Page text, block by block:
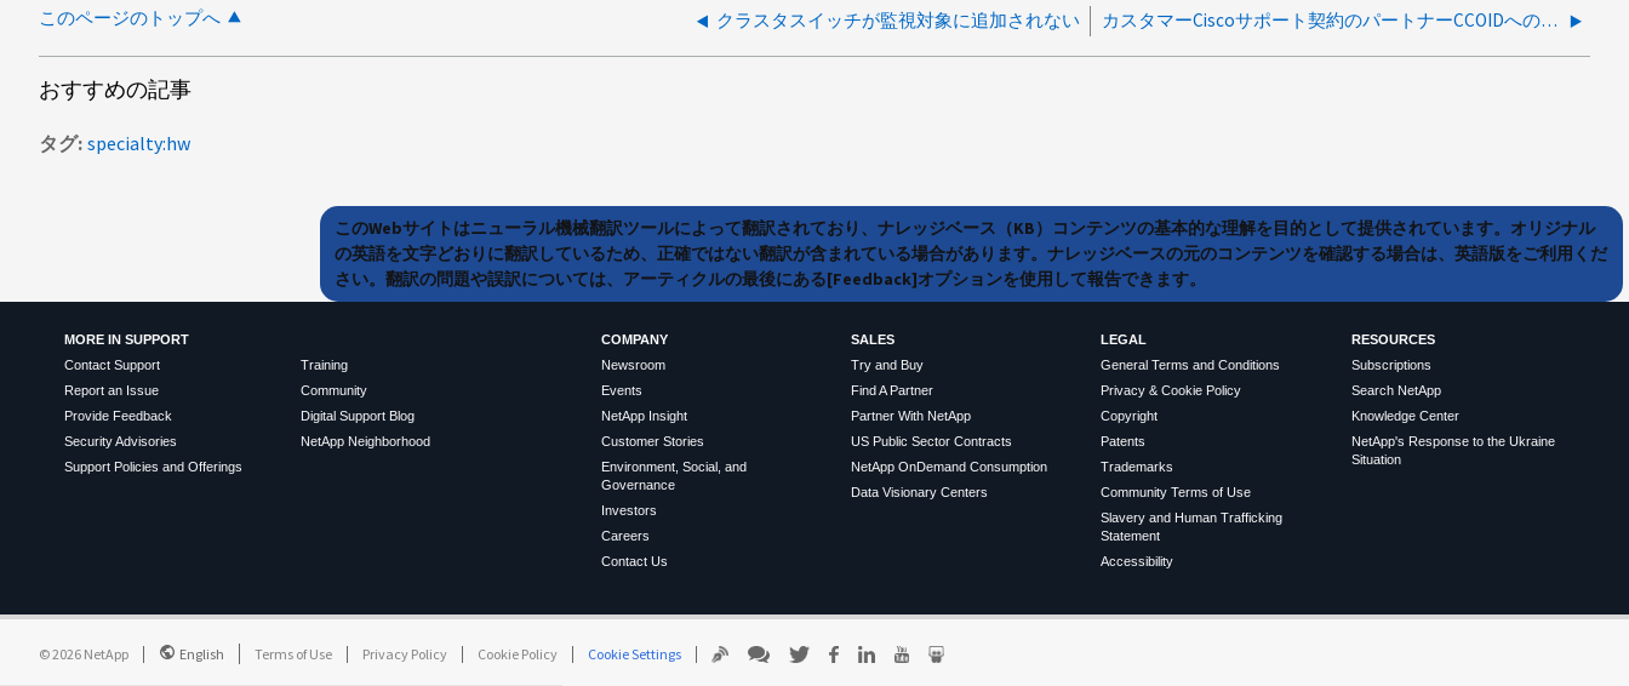
このページのトップへ クラスタスイッチが監視対象に追加されない カスタマーCiscoサポート契約のパートナーCCOIDへの関連付け失敗
おすすめの記事
タグ specialty:hw
このWebサイトはニューラル機械翻訳ツールによって翻訳されており、ナレッジベース（KB）コンテンツの基本的な理解を目的として提供されています。オリジナル
の英語を文字どおりに翻訳しているため、正確ではない翻訳が含まれている場合があります。ナレッジベースの元のコンテンツを確認する場合は、英語版をご利用くだ
さい。翻訳の問題や誤訳については、アーティクルの最後にある[Feedback]オプションを使用して報告できます。
MORE IN SUPPORT
Contact Support
Report an Issue
Provide Feedback
Security Advisories
Support Policies and Offerings
Training
Community
Digital Support Blog
NetApp Neighborhood
COMPANY
Newsroom
Events
NetApp Insight
Customer Stories
Environment, Social, and
Governance
Investors
Careers
Contact Us
SALES
Try and Buy
Find A Partner
Partner With NetApp
US Public Sector Contracts
NetApp OnDemand Consumption
Data Visionary Centers
LEGAL
General Terms and Conditions
Privacy & Cookie Policy
Copyright
Patents
Trademarks
Community Terms of Use
Slavery and Human Trafficking
Statement
Accessibility
RESOURCES
Subscriptions
Search NetApp
Knowledge Center
NetApp's Response to the Ukraine
Situation
©2026 NetApp English Terms of Use Privacy Policy Cookie Policy Cookie Settings